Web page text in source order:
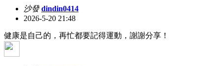
沙發 dindin0414
2026-5-20 21:48
健康是自己的，再忙都要記得運動，謝謝分享！